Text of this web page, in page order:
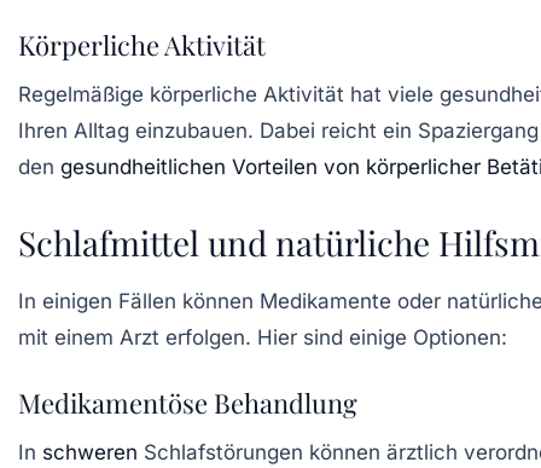
Körperliche Aktivität
Regelmäßige körperliche Aktivität hat viele
Ihren Alltag einzubauen. Dabei reicht ein
den gesundheitlichen Vorteilen von körperlicher
Schlafmittel und natürliche
In einigen Fällen können Medikamente oder
mit einem Arzt erfolgen. Hier sind einige Optionen:
Medikamentöse Behandlung
In schweren Schlafstörungen können ärztlich